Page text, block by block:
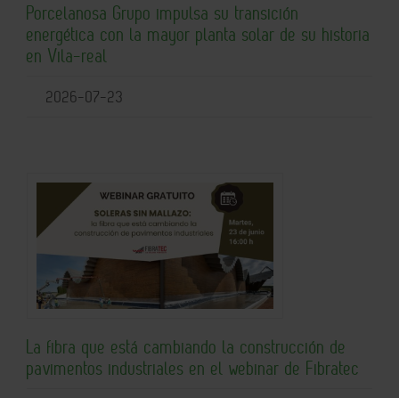
Porcelanosa Grupo impulsa su transición
energética con la mayor planta solar de su historia
en Vila-real
2026-07-23
La fibra que está cambiando la construcción de
pavimentos industriales en el webinar de Fibratec